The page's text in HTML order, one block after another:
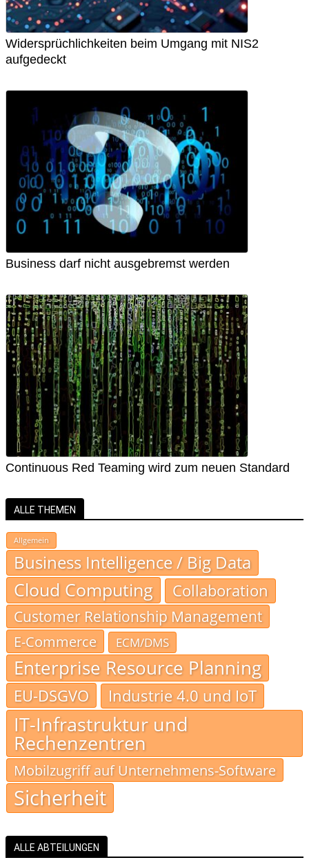
Widersprüchlichkeiten beim Umgang mit NIS2
aufgedeckt
Business darf nicht ausgebremst werden
Continuous Red Teaming wird zum neuen Standard
ALLE THEMEN
Allgemein
Business Intelligence / Big Data
Cloud Computing Collaboration
Customer Relationship Management
E-Commerce
ECM/DMS
Enterprise Resource Planning
EU-DSGVO Industrie 4.0 und IoT
IT-Infrastruktur und
Rechenzentren
Mobilzugriff auf Unternehmens-Software
Sicherheit
ALLE ABTEILUNGEN